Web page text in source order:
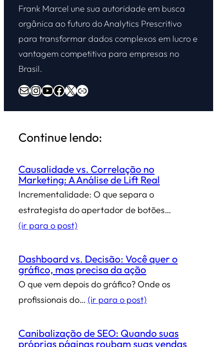
Frank Marcel une sua autoridade em busca
orgânica ao futuro do Analytics Prescritivo
para transformar dados complexos em lucro e
vantagem competitiva para empresas no
Brasil.
E-mail InstagramYoutube Facebook X Overdrive Marketing
Continue lendo:
Causalidade vs. Correlação no
Marketing: A Análise de Lift Real
Incrementalidade: O que separa o
estrategista do apertador de botões…
(ir para o post)
Dashboard vs. Decisão: Você quer o
gráfico, mas precisa da ação
O que vem depois do gráfico? Onde os
profissionais do… (ir para o post)
Canibalização de SEO: Quando suas
próprias páginas roubam suas vendas